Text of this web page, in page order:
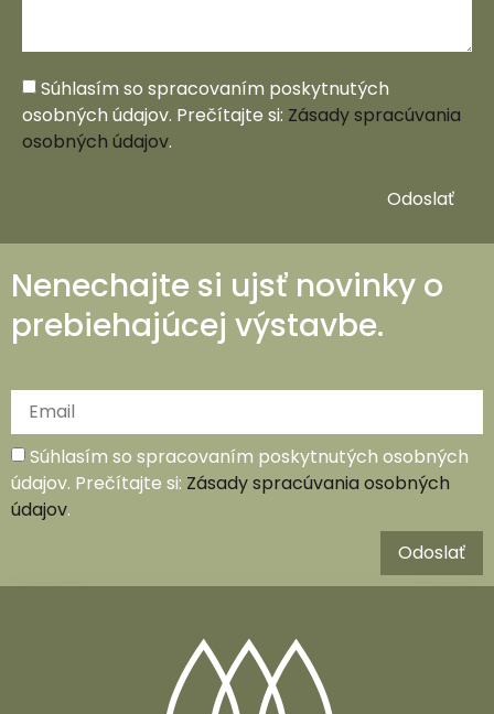
Súhlasím so spracovaním poskytnutých
osobných údajov. Prečítajte si: Zásady spracúvania
osobných údajov.
Odoslať
Nenechajte si ujsť novinky o
prebiehajúcej výstavbe.
Súhlasím so spracovaním poskytnutých osobných
údajov. Prečítajte si: Zásady spracúvania osobných
údajov.
Odoslať